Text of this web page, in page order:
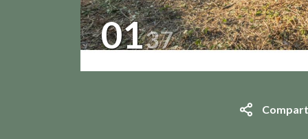
0137